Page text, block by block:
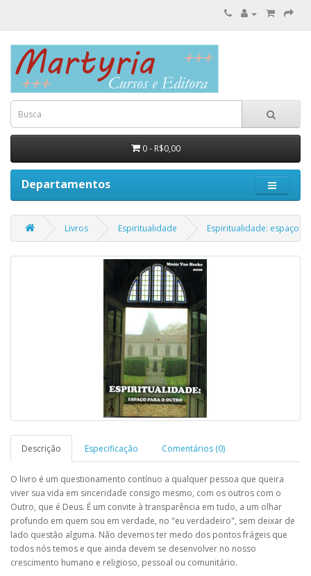
0 - R$0,00
Departamentos
Livros Espiritualidade Espiritualidade: espaço
Descrição Especificação Comentários (0)
O livro é um questionamento contínuo a qualquer pessoa que queira
viver sua vida em sinceridade consigo mesmo, com os outros com o
Outro, que é Deus. É um convite à transparência em tudo, a um olhar
profundo em quem sou em verdade, no "eu verdadeiro", sem deixar de
lado questão alguma. Não devemos ter medo dos pontos frágeis que
todos nós temos e que ainda devem se desenvolver no nosso
crescimento humano e religioso, pessoal ou comunitário.